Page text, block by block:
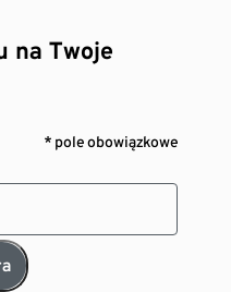
na Twoje
* pole obowiązkowe